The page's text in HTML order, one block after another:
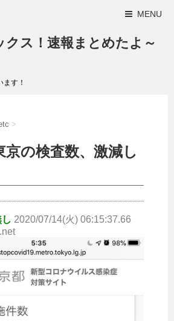
MENU
クス！速報まとめたよ～
す！
>
京の検査数、激減し
2020/07/14(火) 06:15:37.66
.net